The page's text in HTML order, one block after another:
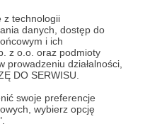
z technologii
danych, dostęp do
i ich
z o.o. oraz podmioty
działalności,
DO SERWISU.
swoje preferencje
wybierz opcję